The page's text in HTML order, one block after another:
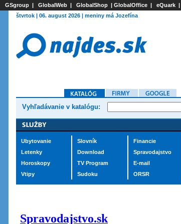
GSgroup | GlobalWeb | GlobalShop | GlobalOffice | eQuark |
štvrtok | 06. august 2026 | meniny má Jozefína
Vyhľadávanie v katalógu:
Ubytovanie
Letenky
Horoskopy
Vtipy
Slovník
Download
TV Program
Sudoku
Financie
Spravodajstvo
E-mail
ORSR